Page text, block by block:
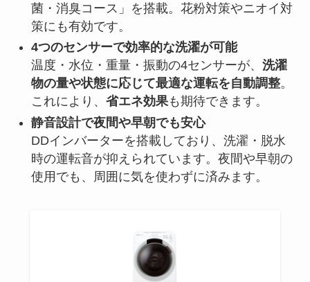
菌・消臭コース」を搭載。花粉対策やニオイ対
策にも有効です。
4つのセンサーで効率的な洗濯が可能
温度・水位・重量・振動の4センサーが、 洗濯
物の量や状態に応じて最適な運転を自動調整。
これにより、 省エネ効果も期待できます。
静音設計で夜間や早朝でも安心
DDインバーターを搭載しており、洗濯・脱水
時の運転音が抑えられています。夜間や早朝の
使用でも、周囲に気を使わずに済みます。